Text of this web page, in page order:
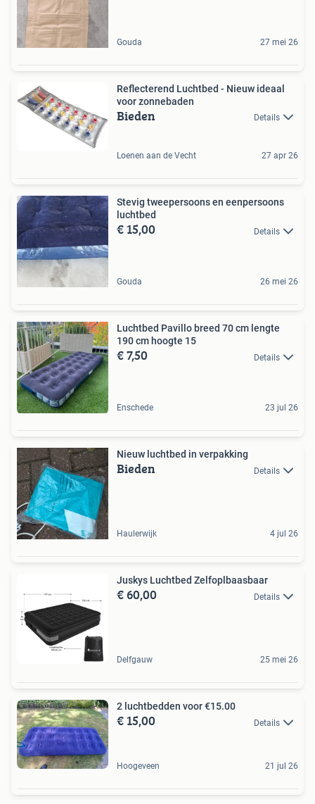
Gouda 27 mei 26
Reflecterend Luchtbed - Nieuw ideaal
voor zonnebaden
Bieden Details
Loenen aan de Vecht 27 apr 26
Stevig tweepersoons en eenpersoons
luchtbed
€ 15,00 Details
Gouda 26 mei 26
Luchtbed Pavillo breed 70 cm lengte
190 cm hoogte 15
€ 7,50 Details
Enschede 23 jul 26
Nieuw luchtbed in verpakking
Bieden Details
Haulerwijk 4 jul 26
Juskys Luchtbed Zelfoplbaasbaar
€ 60,00 Details
Delfgauw 25 mei 26
2 luchtbedden voor €15.00
€ 15,00 Details
Hoogeveen 21 jul 26